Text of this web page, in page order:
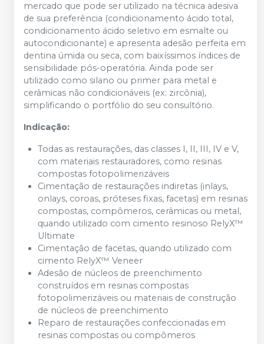
mercado que pode ser utilizado na técnica adesiva
de sua preferência (condicionamento ácido total,
condicionamento ácido seletivo em esmalte ou
autocondicionante) e apresenta adesão perfeita em
dentina úmida ou seca, com baixíssimos índices de
sensibilidade pós-operatória. Ainda pode ser
utilizado como silano ou primer para metal e
cerâmicas não condicionáveis (ex: zircônia),
simplificando o portfólio do seu consultório.
Indicação:
Todas as restaurações, das classes I, II, III, IV e V,
com materiais restauradores, como resinas
compostas fotopolimerizáveis
Cimentação de restaurações indiretas (inlays,
onlays, coroas, próteses fixas, facetas) em resinas
compostas, compômeros, cerâmicas ou metal,
quando utilizado com cimento resinoso RelyX™
Ultimate
Cimentação de facetas, quando utilizado com
cimento RelyX™ Veneer
Adesão de núcleos de preenchimento
construídos em resinas compostas
fotopolimerizáveis ou materiais de construção
de núcleos de preenchimento
Reparo de restaurações confeccionadas em
resinas compostas ou compômeros